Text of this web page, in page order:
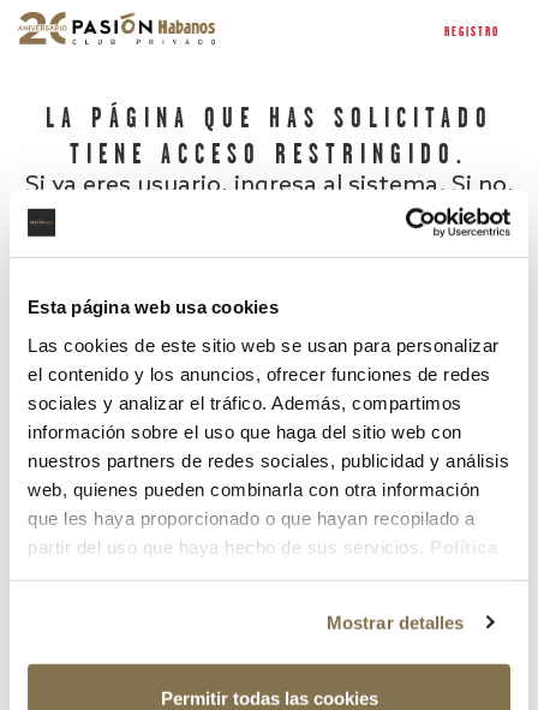
Esta página web usa cookies
Las cookies de este sitio web se usan para personalizar
el contenido y los anuncios, ofrecer funciones de redes
sociales y analizar el tráfico. Además, compartimos
información sobre el uso que haga del sitio web con
nuestros partners de redes sociales, publicidad y análisis
web, quienes pueden combinarla con otra información
que les haya proporcionado o que hayan recopilado a
partir del uso que haya hecho de sus servicios. Política
Mostrar detalles
Permitir todas las cookies
REGISTRO
LA PÁGINA QUE HAS SOLICITADO
TIENE ACCESO RESTRINGIDO.
Si ya eres usuario, ingresa al sistema. Si no,
¿Has olvidado tu contraseña?